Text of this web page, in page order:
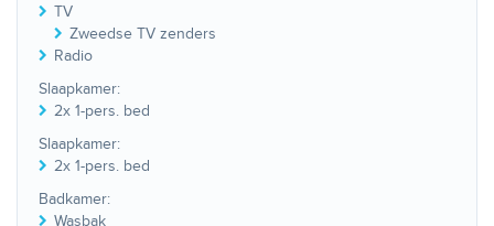
TV
Zweedse TV zenders
Radio
Slaapkamer:
2x 1-pers. bed
Slaapkamer:
2x 1-pers. bed
Badkamer:
Wasbak